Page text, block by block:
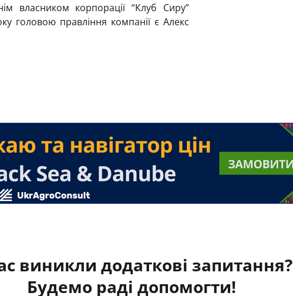
власником корпорації “Клуб Сиру”
головою правління компанії є Алекс
виникли додаткові запитання?
Будемо раді допомогти!